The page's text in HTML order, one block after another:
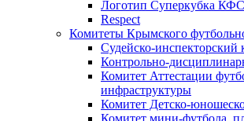
Логотип Суперкубка КФС
Respect
Комитеты Крымского
Судейско-инспекторский
Контрольно-
Комитет Аттестации
инфраструктуры
Комитет Детско-
Комитет мини-футбола,